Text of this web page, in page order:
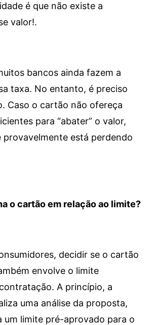
é que não existe a
valor!.
bancos ainda fazem a
taxa. No entanto, é preciso
Caso o cartão não ofereça
para “abater” o valor,
provavelmente está perdendo
o cartão em relação ao limite?
decidir se o cartão
envolve o limite
A princípio, a
uma análise da proposta,
um limite pré-aprovado para o